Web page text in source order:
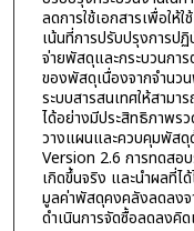
ลดการใช้เอกสารเพื่อให้
เน้นที่การปรับปรุงการป
จ่ายพัสดุและกระบวนกา
ของพัสดุเนื่องจากจำนว
ระบบสารสนเทศให้สาม
ได้อย่างมีประสิทธิภาพร
วางแผนและควบคุมพัส
Version 2.6 การทดสอ
เกิดขึ้นจริง และนำผลที่ไ
มูลค่าพัสดุคงคลังลดลงจ
ดำเนินการจัดซื้อลดลงคิ